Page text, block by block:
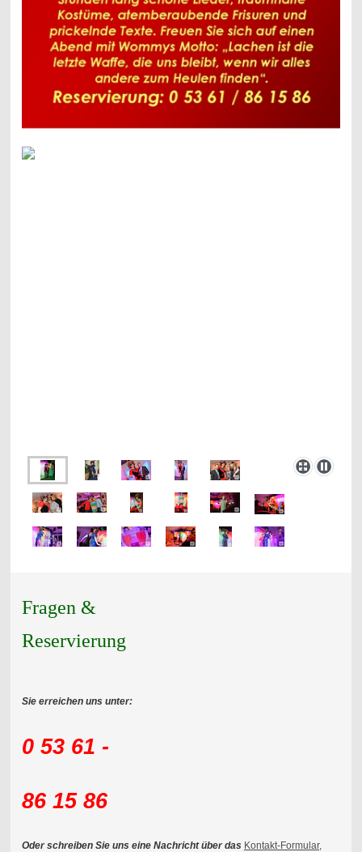
Fragen &
Reservierung
Sie erreichen uns unter:
0 53 61 -
86 15 86
Oder schreiben Sie uns eine Nachricht über das Kontakt-Formular,